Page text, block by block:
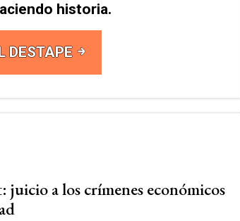
historia.
DESTAPE
a los crímenes económicos